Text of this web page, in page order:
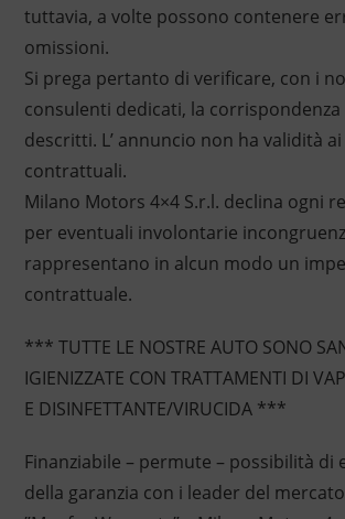
tuttavia, a volte possono contenere
omissioni.
Si prega pertanto di verificare, con i
consulenti dedicati, la
descritti. L’ annuncio non ha validità
contrattuali.
Milano Motors 4×4 S.r.l. declina ogni
per eventuali involontarie
rappresentano in alcun modo un
contrattuale.
*** TUTTE LE NOSTRE AUTO SONO
IGIENIZZATE CON TRATTAMENTI DI
E DISINFETTANTE/VIRUCIDA ***
Finanziabile – permute – possibilità di
della garanzia con i leader del mercato